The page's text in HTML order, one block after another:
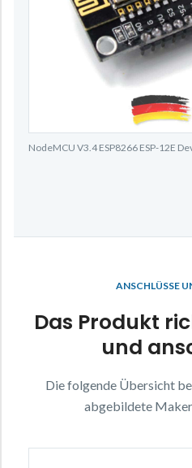
NodeMCU V3.4 ESP8266 ESP-12E
ANSCHLÜSSE
Das Produkt
und
Die folgende Übersicht
abgebildete